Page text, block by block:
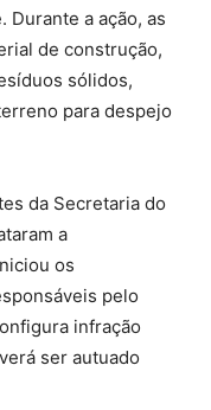
Durante a ação, as
de construção,
sólidos,
para despejo
da Secretaria do
a
os
pelo
infração
ser autuado